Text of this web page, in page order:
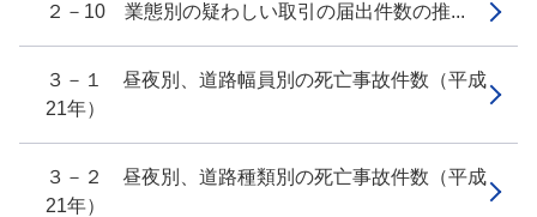
２－10 業態別の疑わしい取引の届出件数の推...
３－１ 昼夜別、道路幅員別の死亡事故件数（平成
21年）
３－２ 昼夜別、道路種類別の死亡事故件数（平成
21年）